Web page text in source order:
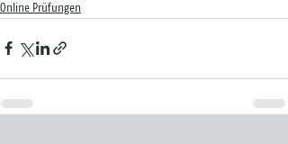
Online Prüfungen